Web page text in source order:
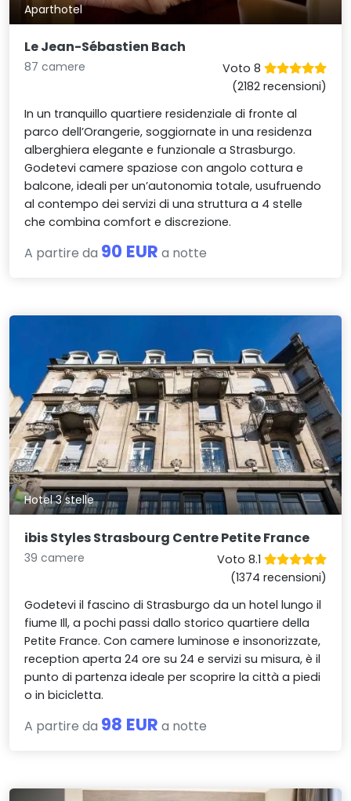
Aparthotel
Le Jean-Sébastien Bach
87 camere
Voto 8
(2182 recensioni)
In un tranquillo quartiere residenziale di fronte al
parco dell’Orangerie, soggiornate in una residenza
alberghiera elegante e funzionale a Strasburgo.
Godetevi camere spaziose con angolo cottura e
balcone, ideali per un’autonomia totale, usufruendo
al contempo dei servizi di una struttura a 4 stelle
che combina comfort e discrezione.
A partire da 90 EUR a notte
Hotel 3 stelle
ibis Styles Strasbourg Centre Petite France
39 camere
Voto 8.1
(1374 recensioni)
Godetevi il fascino di Strasburgo da un hotel lungo il
fiume Ill, a pochi passi dallo storico quartiere della
Petite France. Con camere luminose e insonorizzate,
reception aperta 24 ore su 24 e servizi su misura, è il
punto di partenza ideale per scoprire la città a piedi
o in bicicletta.
A partire da 98 EUR a notte